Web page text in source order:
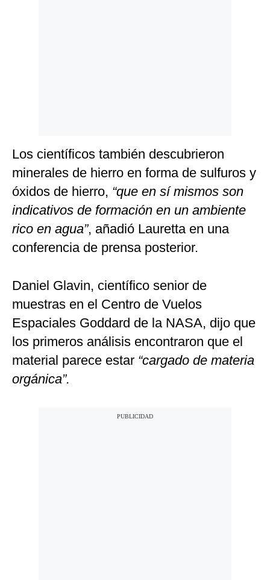
Los científicos también descubrieron
minerales de hierro en forma de sulfuros y
óxidos de hierro, “que en sí mismos son
indicativos de formación en un ambiente
rico en agua”, añadió Lauretta en una
conferencia de prensa posterior.
Daniel Glavin, científico senior de
muestras en el Centro de Vuelos
Espaciales Goddard de la NASA, dijo que
los primeros análisis encontraron que el
material parece estar “cargado de materia
orgánica”.